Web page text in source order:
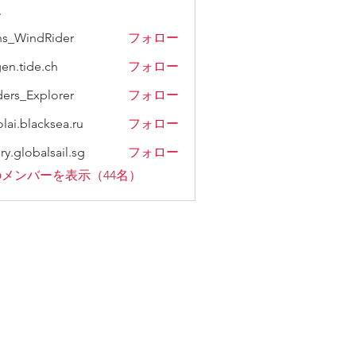
フォロー
フォロー
フォロー
フォロー
フォロー
ンバーを表示（44名）